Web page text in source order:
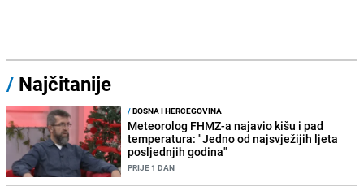
/ Najčitanije
/BOSNA I HERCEGOVINA
Meteorolog FHMZ-a najavio kišu i pad
temperatura: "Jedno od najsvježijih ljeta
posljednjih godina"
PRIJE 1 DAN